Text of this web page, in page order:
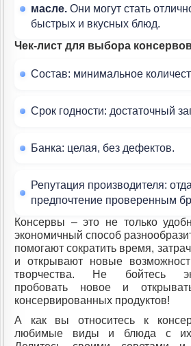
масле. Они могут стать
быстрых и вкусных блюд.
Чек-лист для выбора
Состав: минимальное
Срок годности: достаточный
Банка: целая, без дефектов.
Репутация производителя:
предпочтение проверенным
Консервы – это не только
экономичный способ
помогают сократить время,
и открывают новые
творчества. Не бойтесь
пробовать новое и
консервированных продуктов!
А как вы относитесь к
любимые виды и блюда с их